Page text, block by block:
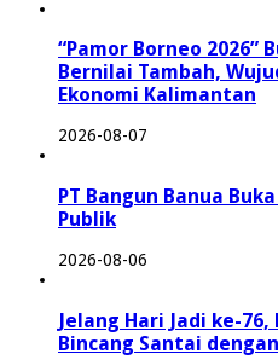
“Pamor Borneo 2026”
Bernilai Tambah,
Ekonomi Kalimantan
2026-08-07
PT Bangun Banua
Publik
2026-08-06
Jelang Hari Jadi ke-
Bincang Santai